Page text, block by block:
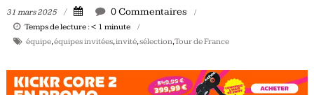
31 mars 2025 0 Commentaires
Temps de lecture : < 1 minute
équipe,équipes invitées,invité,sélection,Tour de France